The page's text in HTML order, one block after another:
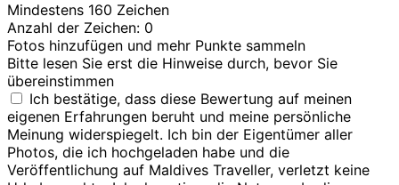
Mindestens 160 Zeichen
Anzahl der Zeichen: 0
Fotos hinzufügen und mehr Punkte sammeln
Bitte lesen Sie erst die Hinweise durch, bevor Sie
übereinstimmen
Ich bestätige, dass diese Bewertung auf meinen
eigenen Erfahrungen beruht und meine persönliche
Meinung widerspiegelt. Ich bin der Eigentümer aller
Photos, die ich hochgeladen habe und die
Veröffentlichung auf Maldives Traveller, verletzt keine